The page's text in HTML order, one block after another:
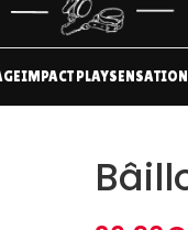
IMPACT PLAY